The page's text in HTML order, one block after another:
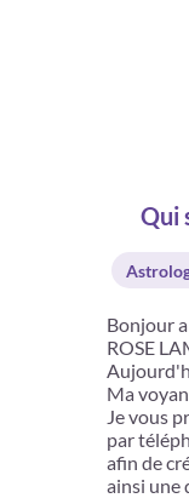
Qui
Bonjour
ROSE
Ma
Je vous
par
afin de
ainsi une